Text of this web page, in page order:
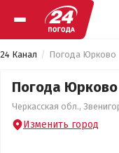
24 Канал Погода Юрково
Погода Юрково
Черкасская обл.,
Изменить город